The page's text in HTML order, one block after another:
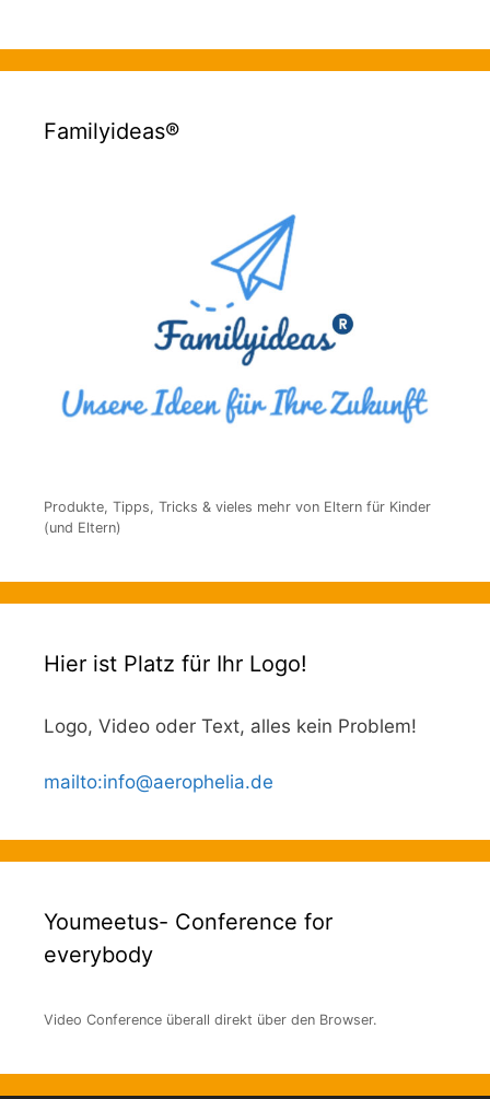
Familyideas®
Produkte, Tipps, Tricks & vieles mehr von Eltern für Kinder
(und Eltern)
Hier ist Platz für Ihr Logo!
Logo, Video oder Text, alles kein Problem!
mailto:info@aerophelia.de
Youmeetus- Conference for
everybody
Video Conference überall direkt über den Browser.